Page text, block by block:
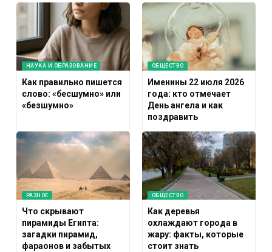
НАУКА И ОБРАЗОВАНИЕ
Как правильно пишется
слово: «бесшумно» или
«безшумно»
ОБЩЕСТВО
Именины 22 июля 2026
года: кто отмечает
День ангела и как
поздравить
РАЗНОЕ
Что скрывают
пирамиды Египта:
загадки пирамид,
фараонов и забытых
ОБЩЕСТВО
Как деревья
охлаждают города в
жару: факты, которые
стоит знать